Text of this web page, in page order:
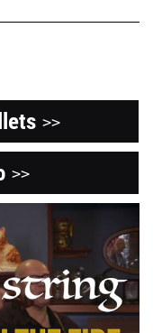
>>
>>
Ouvre
une
nouvelle
fenêtre